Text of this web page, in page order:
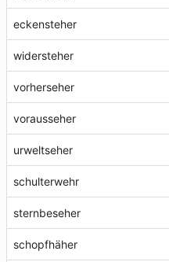
eckensteher
widersteher
vorherseher
vorausseher
urweltseher
schulterwehr
sternbeseher
schopfhäher